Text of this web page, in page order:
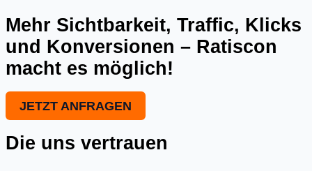
Mehr Sichtbarkeit, Traffic, Klicks
und Konversionen – Ratiscon
macht es möglich!
JETZT ANFRAGEN
Die uns vertrauen